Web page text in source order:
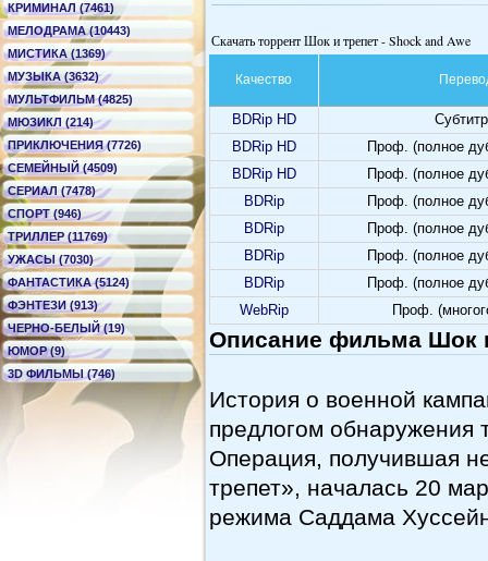
КРИМИНАЛ (7461)
МЕЛОДРАМА (10443)
МИСТИКА (1369)
МУЗЫКА (3632)
МУЛЬТФИЛЬМ (4825)
МЮЗИКЛ (214)
ПРИКЛЮЧЕНИЯ (7726)
СЕМЕЙНЫЙ (4509)
СЕРИАЛ (7478)
СПОРТ (946)
ТРИЛЛЕР (11769)
УЖАСЫ (7030)
ФАНТАСТИКА (5124)
ФЭНТЕЗИ (913)
ЧЕРНО-БЕЛЫЙ (19)
ЮМОР (9)
3D ФИЛЬМЫ (746)
Скачать торрент Шок и трепет - Shock and Awe
Качество
BDRip HD
BDRip HD
Проф. (полное
BDRip HD
Проф. (полное
BDRip
Проф. (полное
BDRip
Проф. (полное
BDRip
Проф. (полное
BDRip
Проф. (полное
WebRip
Проф.
Описание фильма Шок
История о военной
предлогом обнаружения
Операция, получившая
трепет», началась 20
режима Саддама